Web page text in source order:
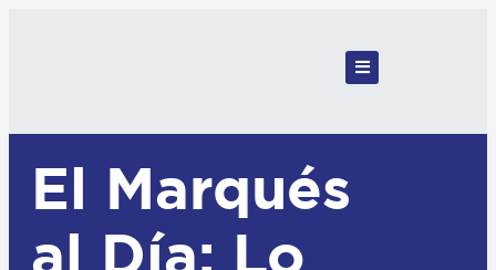
El Marqués
al Día: Lo